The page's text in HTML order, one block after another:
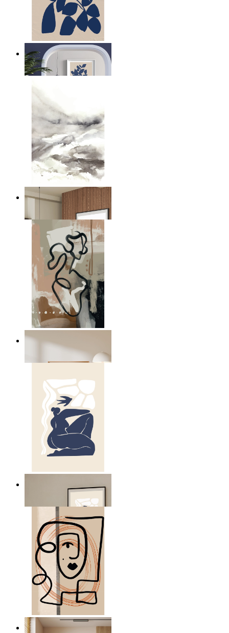
Marinblå blad komposition
Från 149 kr
Nordisk dimma lager
Från
Modern abstrakt rörelse
Grafiskt porträtt